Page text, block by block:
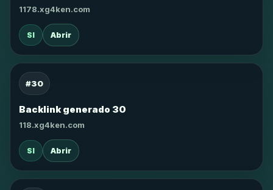
1178.xg4ken.com
SI Abrir
#30
Backlink generado 30
118.xg4ken.com
SI Abrir